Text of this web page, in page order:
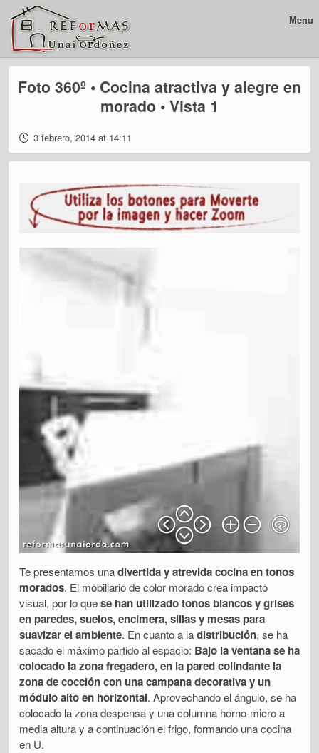
Menu
Foto 360º • Cocina atractiva y alegre en
morado • Vista 1
3 febrero, 2014 at 14:11
Te presentamos unadivertida y atrevida cocina en tonos
morados. El mobiliario de color morado crea impacto
visual, por lo quese han utilizado tonos blancos y grises
en paredes, suelos, encimera, sillas y mesas para
suavizar el ambiente. En cuanto a ladistribución, se ha
sacado el máximo partido al espacio: Bajo la ventana se ha
colocado la zona fregadero, en la pared colindante la
zona de cocción con una campana decorativa y un
módulo alto en horizontal. Aprovechando el ángulo, se ha
colocado la zona despensa y una columna horno-micro a
media altura y a continuación el frigo, formando una cocina
en U.